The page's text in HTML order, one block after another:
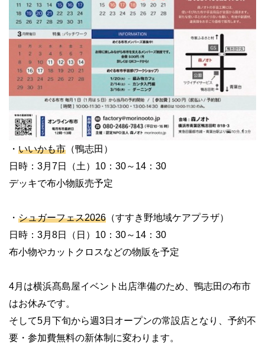
・ いいかも市 （鴨志田）
日時：3月7日（土）10：30～14：30
デッキで布小物販売予定
・ シュガーフェス2026 （すすき野地域ケアプラザ）
日時：3月8日（日）10：30～14：30
布小物やカットクロスなどの物販を予定
4月は横浜髙島屋イベント出店準備のため、鴨志田の布市
はお休みです。
そして5月下旬から週3日オープンの常設店となり、予約不
要・参加費無料の新体制に変わります。